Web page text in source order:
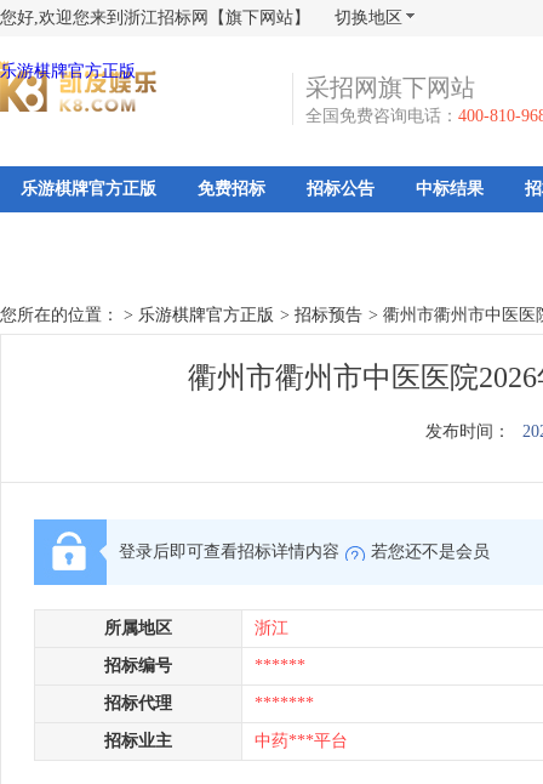
您好,欢迎您来到浙江招标网【旗下网站】 切换地区
乐游棋牌官方正版
采招网旗下网站
全国免费咨询电话： 400-810-
乐游棋牌官方正版 免费招标 招标公告 中标结果
您所在的位置： > 乐游棋牌官方正版 > 招标预告 > 衢州市衢州市中医医
衢州市衢州市中医医院
发布时间：
登录后即可查看招标详情内容 若您还不是会员
所属地区 浙江
招标编号 ******
招标代理 *******
招标业主 中药***平台